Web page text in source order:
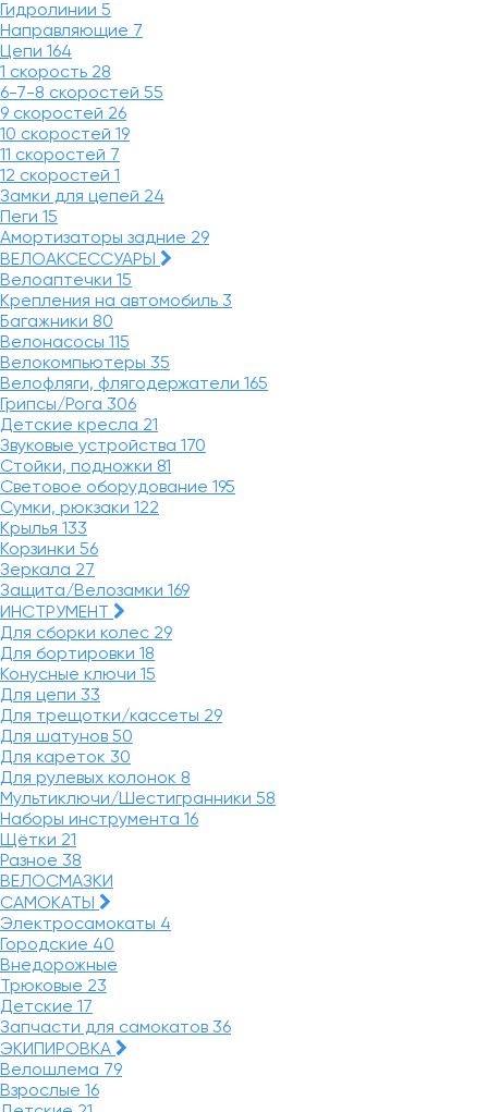
Гидролинии 5
Направляющие 7
Цепи 164
1 скорость 28
6-7-8 скоростей 55
9 скоростей 26
10 скоростей 19
11 скоростей 7
12 скоростей 1
Замки для цепей 24
Пеги 15
Амортизаторы задние 29
ВЕЛОАКСЕССУАРЫ
Велоаптечки 15
Крепления на автомобиль 3
Багажники 80
Велонасосы 115
Велокомпьютеры 35
Велофляги, флягодержатели 165
Грипсы/Рога 306
Детские кресла 21
Звуковые устройства 170
Стойки, подножки 81
Световое оборудование 195
Сумки, рюкзаки 122
Крылья 133
Корзинки 56
Зеркала 27
Защита/Велозамки 169
ИНСТРУМЕНТ
Для сборки колес 29
Для бортировки 18
Конусные ключи 15
Для цепи 33
Для трещотки/кассеты 29
Для шатунов 50
Для кареток 30
Для рулевых колонок 8
Мультиключи/Шестигранники 58
Наборы инструмента 16
Щётки 21
Разное 38
ВЕЛОСМАЗКИ
САМОКАТЫ
Электросамокаты 4
Городские 40
Внедорожные
Трюковые 23
Детские 17
Запчасти для самокатов 36
ЭКИПИРОВКА
Велошлема 79
Взрослые 16